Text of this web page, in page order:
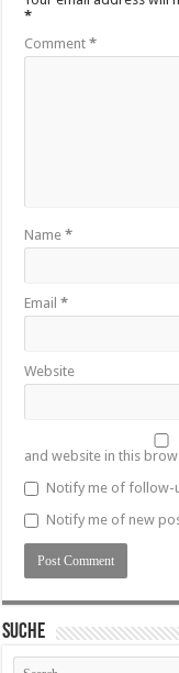
*
Comment*
Name*
Email*
Website
and website in this
Notify me of follow-
Notify me of new
SUCHE